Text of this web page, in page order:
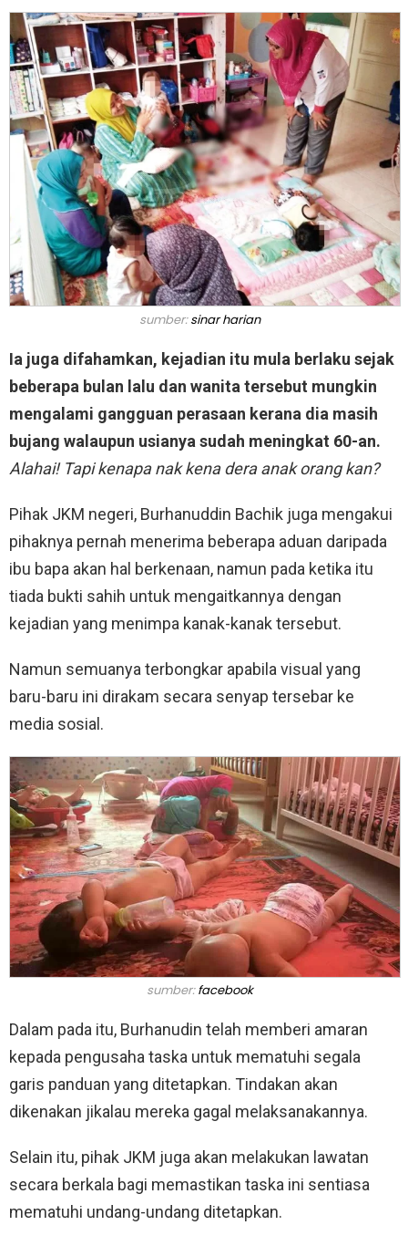
sumber:sinar harian
Ia juga difahamkan, kejadian itu mula berlaku sejak
beberapa bulan lalu dan wanita tersebut mungkin
mengalami gangguan perasaan kerana dia masih
bujang walaupun usianya sudah meningkat 60-an.
Alahai! Tapi kenapa nak kena dera anak orang kan?
Pihak JKM negeri, Burhanuddin Bachik juga mengakui
pihaknya pernah menerima beberapa aduan daripada
ibu bapa akan hal berkenaan, namun pada ketika itu
tiada bukti sahih untuk mengaitkannya dengan
kejadian yang menimpa kanak-kanak tersebut.
Namun semuanya terbongkar apabila visual yang
baru-baru ini dirakam secara senyap tersebar ke
media sosial.
sumber:facebook
Dalam pada itu, Burhanudin telah memberi amaran
kepada pengusaha taska untuk mematuhi segala
garis panduan yang ditetapkan. Tindakan akan
dikenakan jikalau mereka gagal melaksanakannya.
Selain itu, pihak JKM juga akan melakukan lawatan
secara berkala bagi memastikan taska ini sentiasa
mematuhi undang-undang ditetapkan.